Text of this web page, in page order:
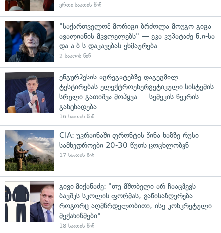
ერთი საათის წინ
"საქართველომ მორიგი ბრძოლა მოუგო გიგა
ავალიანის მკვლელებს" — ეკა კუპატაძე ნ.ი-სა
და ა.ბ-ს დაკავებას ეხმაურება
2 საათის წინ
ენგურჰესის აგრეგატებზე დაგეგმილ
ტესტირებას ელექტროენერგეტიკული სისტემის
სრული გათიშვა მოჰყვა — სემეკის წევრის
განცხადება
16 საათის წინ
CIA: უკრაინაში ფრონტის წინა ხაზზე რუსი
სამხედროები 20-30 წუთს ცოცხლობენ
17 საათის წინ
გივი მიქანაძე: "თუ მშობელი არ ჩააცმევს
ბავშვს სკოლის ფორმას, განისაზღვრება
როგორც აღმზრდელობითი, ისე კონკრეტული
მექანიზმები"
18 საათის წინ